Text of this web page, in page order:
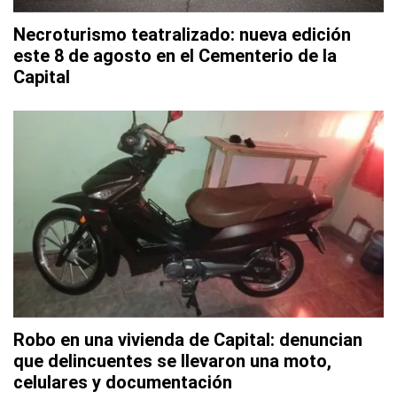
Necroturismo teatralizado: nueva edición
este 8 de agosto en el Cementerio de la
Capital
Robo en una vivienda de Capital: denuncian
que delincuentes se llevaron una moto,
celulares y documentación